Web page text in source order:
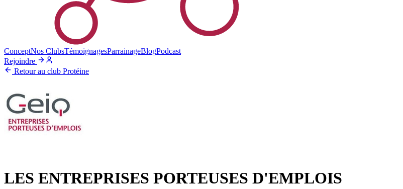
ConceptNos ClubsTémoignagesParrainageBlogPodcast
Rejoindre
Retour au club Protéine
LES ENTREPRISES PORTEUSES D'EMPLOIS